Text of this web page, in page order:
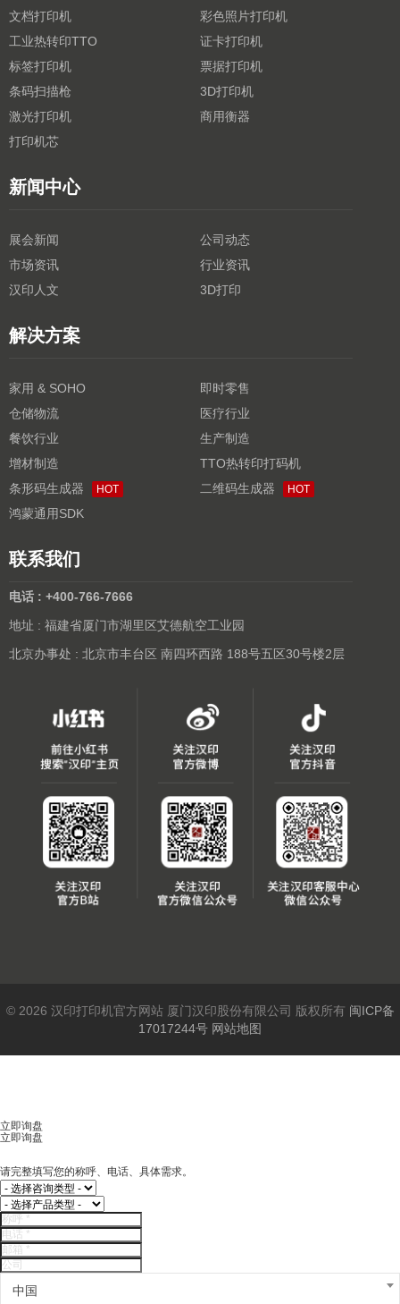
文档打印机
彩色照片打印机
工业热转印TTO
证卡打印机
标签打印机
票据打印机
条码扫描枪
3D打印机
激光打印机
商用衡器
打印机芯
新闻中心
展会新闻
公司动态
市场资讯
行业资讯
汉印人文
3D打印
解决方案
家用 & SOHO
即时零售
仓储物流
医疗行业
餐饮行业
生产制造
增材制造
TTO热转印打码机
条形码生成器
HOT 二维码生成器 HOT
鸿蒙通用SDK
联系我们
电话 : +400-766-7666
地址 : 福建省厦门市湖里区艾德航空工业园
北京办事处 : 北京市丰台区 南四环西路 188号五区30号楼2层
© 2026 汉印打印机官方网站 厦门汉印股份有限公司 版权所有 闽ICP备
17017244号 网站地图
立即询盘
立即询盘
请完整填写您的称呼、电话、具体需求。
中国